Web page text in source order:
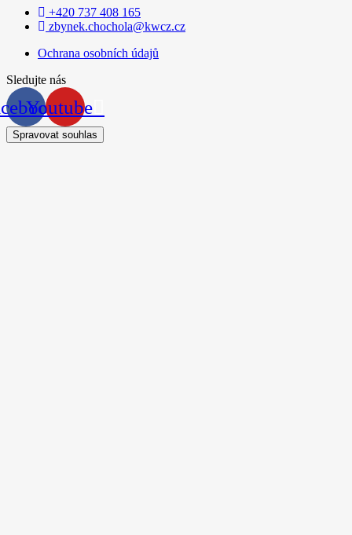
+420 737 408 165
zbynek.chochola@kwcz.cz
Ochrana osobních údajů
Sledujte nás
Youtube
Spravovat souhlas